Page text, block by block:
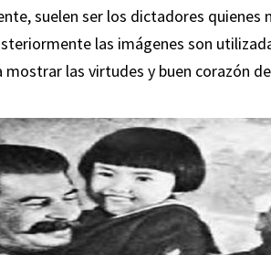
suelen ser los dictadores quienes
las imágenes son
las virtudes y buen corazón